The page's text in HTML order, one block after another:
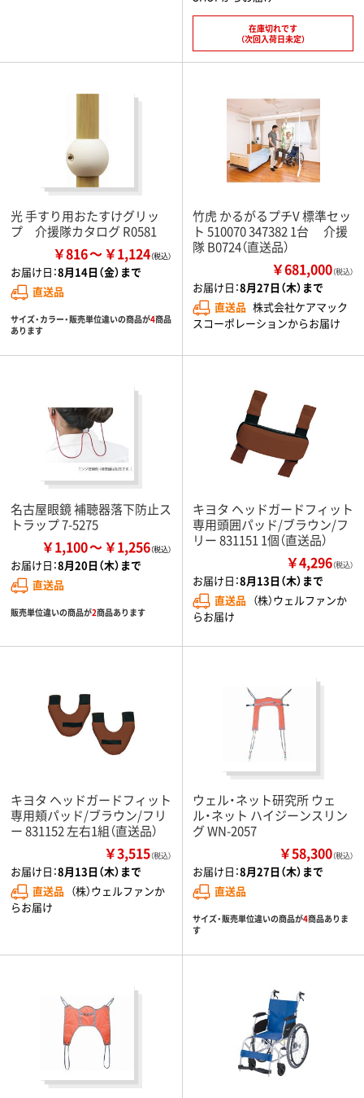
在庫切れです
（次回入荷日未定）
光 手すり用おたすけグリッ
プ 介援隊カタログ R0581
￥816 ￥1,124
お届け日：8月14日（金）まで
直送品
サイズ・カラー・販売単位違いの商品が4商品
あります
竹虎 かるがるプチV 標準セッ
ト 510070 347382 1台 介援
隊 B0724（直送品）
￥681,000（税込）
お届け日：8月27日（木）まで
直送品 株式会社ケアマック
スコーポレーションからお届け
名古屋眼鏡 補聴器落下防止ス
トラップ 7-5275
￥1,100 ￥1,256
お届け日：8月20日（木）まで
直送品
販売単位違いの商品が2商品あります
キヨタ ヘッドガードフィット
専用頭囲パッド/ブラウン/フ
リー 831151 1個（直送品）
￥4,296（税込）
お届け日：8月13日（木）まで
直送品 （株）ウェルファンか
らお届け
キヨタ ヘッドガードフィット
専用頬パッド/ブラウン/フリ
ー 831152 左右1組（直送品）
￥3,515（税込）
お届け日：8月13日（木）まで
直送品 （株）ウェルファンか
らお届け
ウェル・ネット研究所 ウェ
ル・ネット ハイジーンスリン
グ WN-2057
￥58,300（税込）
お届け日：8月27日（木）まで
直送品
サイズ・販売単位違いの商品が4商品ありま
す